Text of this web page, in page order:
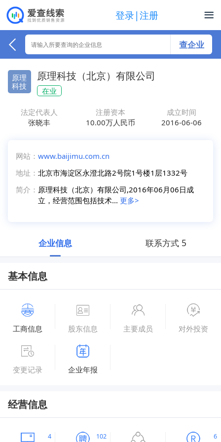
登录|注册
查企业
原理
科技
原理科技（北京）有限公司
在业
法定代表人
张晓丰
注册资本
10.00万人民币
成立时间
2016-06-06
网站：www.baijimu.com.cn
地址：北京市海淀区永澄北路2号院1号楼1层1332号
简介： 原理科技（北京）有限公司,2016年06月06日成
立，经营范围包括技术...更多>
企业信息 联系方式 5
基本信息
工商信息 股东信息 主要成员 对外投资
变更记录 企业年报
经营信息
4 102 6